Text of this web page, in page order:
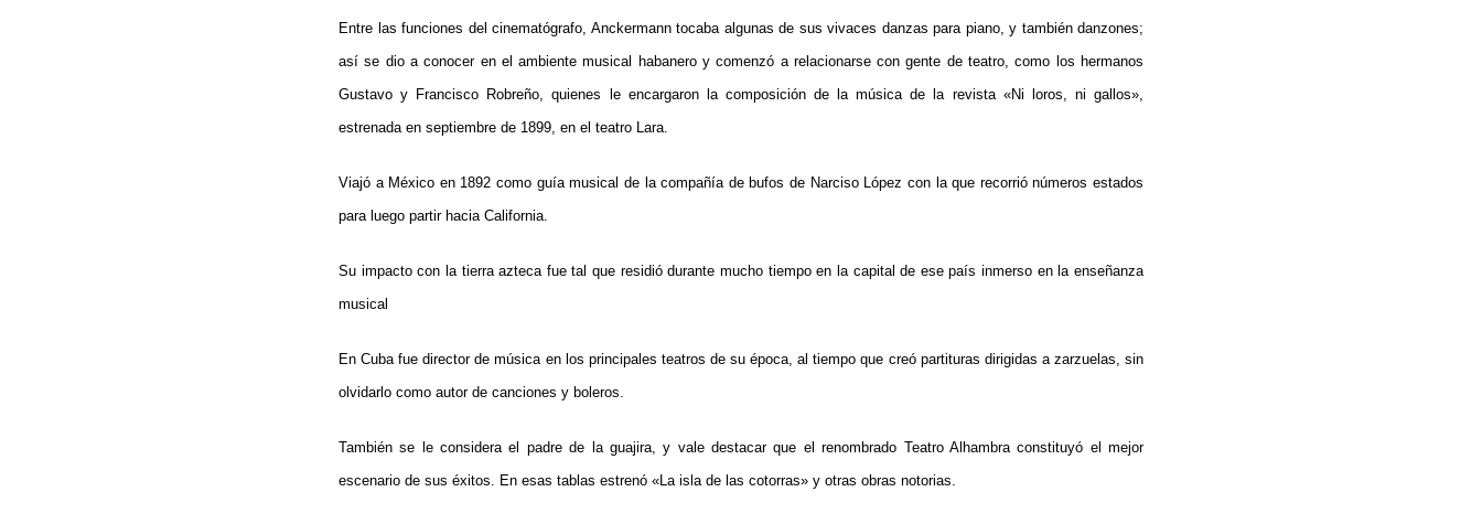
Entre las funciones del cinematógrafo, Anckermann tocaba algunas de sus vivaces danzas para piano, y también danzones;
así se dio a conocer en el ambiente musical habanero y comenzó a relacionarse con gente de teatro, como los hermanos
Gustavo y Francisco Robreño, quienes le encargaron la composición de la música de la revista «Ni loros, ni gallos»,
estrenada en septiembre de 1899, en el teatro Lara.
Viajó a México en 1892 como guía musical de la compañía de bufos de Narciso López con la que recorrió números estados
para luego partir hacia California.
Su impacto con la tierra azteca fue tal que residió durante mucho tiempo en la capital de ese país inmerso en la enseñanza
musical
En Cuba fue director de música en los principales teatros de su época, al tiempo que creó partituras dirigidas a zarzuelas, sin
olvidarlo como autor de canciones y boleros.
También se le considera el padre de la guajira, y vale destacar que el renombrado Teatro Alhambra constituyó el mejor
escenario de sus éxitos. En esas tablas estrenó «La isla de las cotorras» y otras obras notorias.